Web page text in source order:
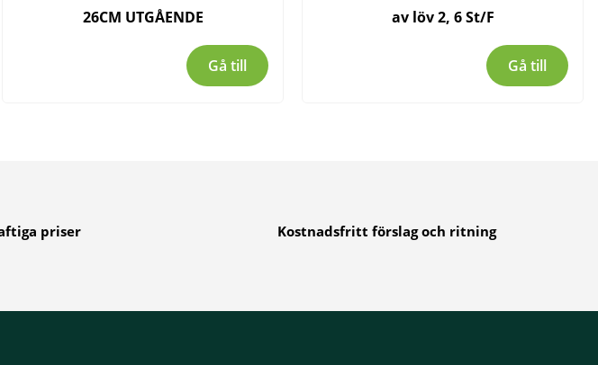
26CM UTGÅENDE
Gå till
av löv 2, 6 St/F
Gå till
priser Kostnadsfritt förslag och ritning